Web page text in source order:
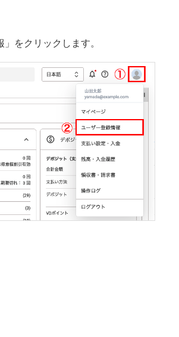
をクリックします。